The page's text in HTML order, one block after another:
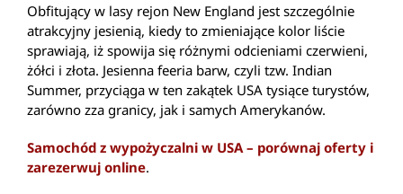
Obfitujący w lasy rejon New England jest szczególnie
atrakcyjny jesienią, kiedy to zmieniające kolor liście
sprawiają, iż spowija się różnymi odcieniami czerwieni,
żółci i złota. Jesienna feeria barw, czyli tzw. Indian
Summer, przyciąga w ten zakątek USA tysiące turystów,
zarówno zza granicy, jak i samych Amerykanów.
Samochód z wypożyczalni w USA – porównaj oferty i
zarezerwuj online.